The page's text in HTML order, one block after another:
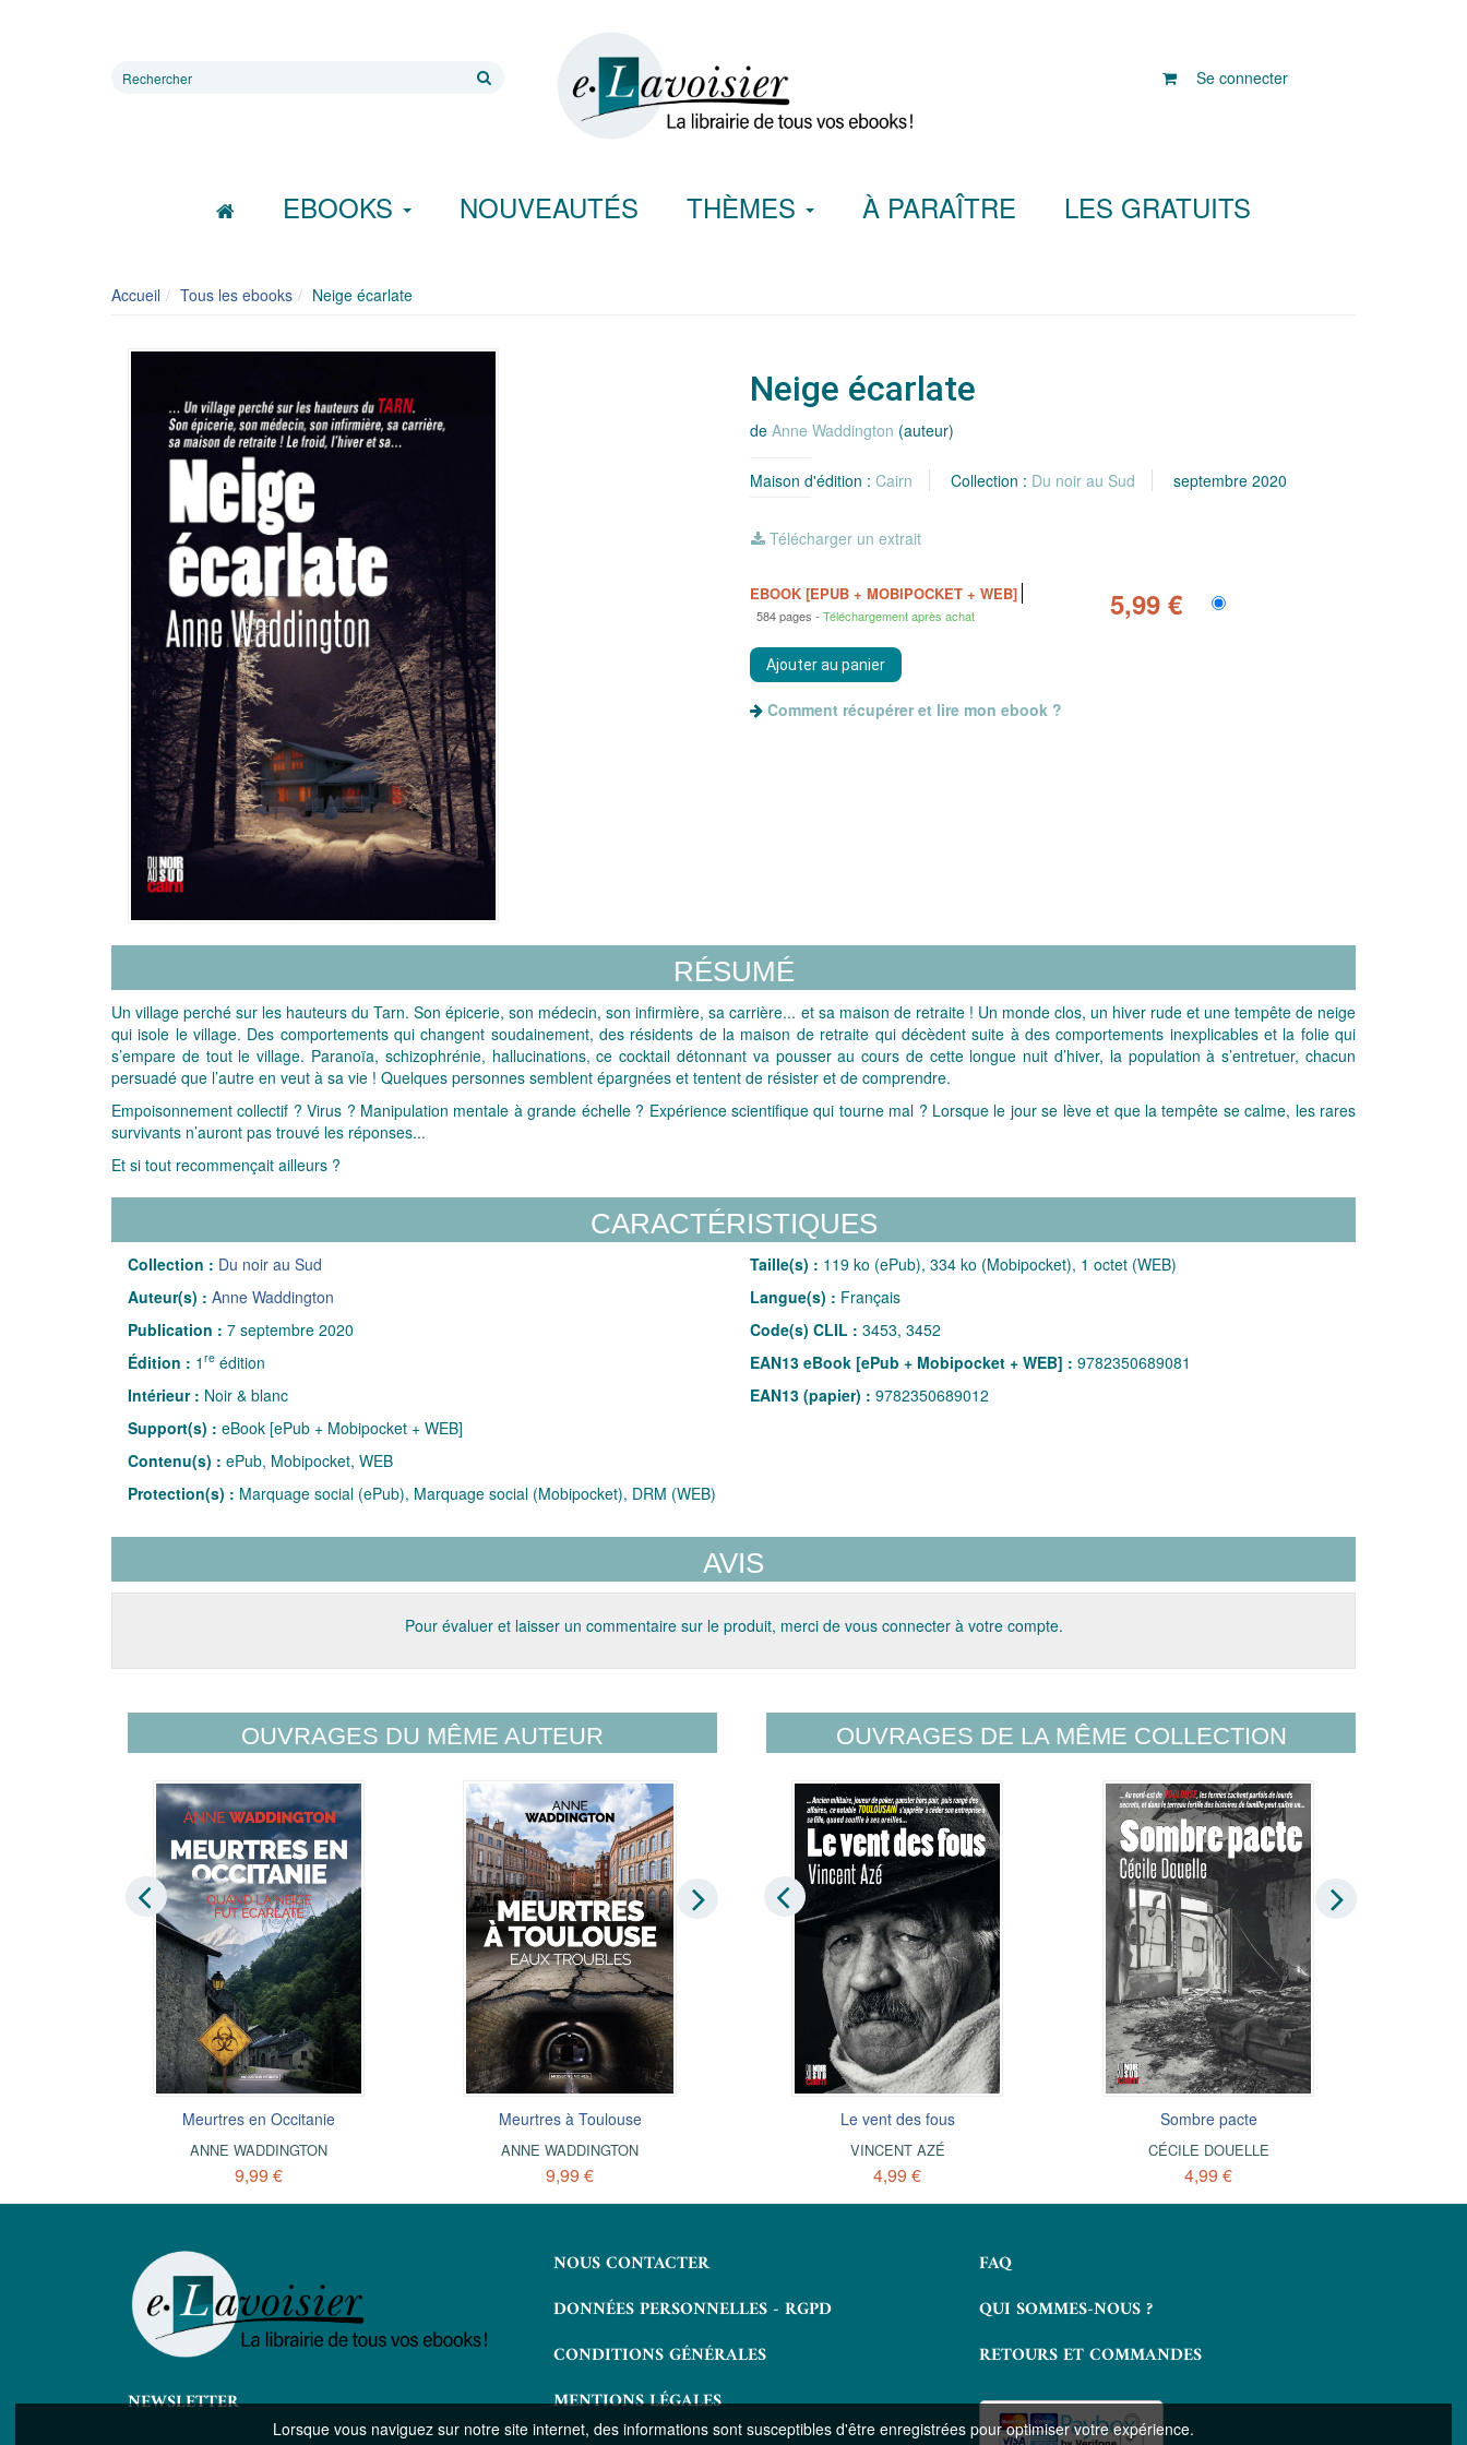
Lorsque vous naviguez sur notre site internet, des informations sont susceptibles d'être enregistrées pour optimiser votre expérience.
Rechercher
Se connecter
EBOOKS NOUVEAUTÉS THÈMES À PARAÎTRE LES GRATUITS
Accueil Tous les ebooks Neige écarlate
Neige écarlate
de Anne Waddington (auteur)
Maison d'édition : Cairn Collection : Du noir au Sud septembre 2020
Télécharger un extrait
EBOOK [EPUB + MOBIPOCKET + WEB]
584 pages Téléchargement après achat 5,99 €
Comment récupérer et lire mon ebook ?
RÉSUMÉ
Un village perché sur les hauteurs du Tarn. Son épicerie, son médecin, son infirmière, sa carrière... et sa maison de retraite ! Un monde clos, un hiver rude et une tempête de neige
qui isole le village. Des comportements qui changent soudainement, des résidents de la maison de retraite qui décèdent suite à des comportements inexplicables et la folie qui
s’empare de tout le village. Paranoïa, schizophrénie, hallucinations, ce cocktail détonnant va pousser au cours de cette longue nuit d’hiver, la population à s’entretuer, chacun
persuadé que l’autre en veut à sa vie ! Quelques personnes semblent épargnées et tentent de résister et de comprendre.
Empoisonnement collectif ? Virus ? Manipulation mentale à grande échelle ? Expérience scientifique qui tourne mal ? Lorsque le jour se lève et que la tempête se calme, les rares
survivants n’auront pas trouvé les réponses...
Et si tout recommençait ailleurs ?
CARACTÉRISTIQUES
Collection : Du noir au Sud
Auteur(s) : Anne Waddington
Publication : 7 septembre 2020
Édition : 1 re édition
Intérieur : Noir & blanc
Support(s) : eBook [ePub + Mobipocket + WEB]
Contenu(s) : ePub, Mobipocket, WEB
Protection(s) : Marquage social (ePub), Marquage social (Mobipocket), DRM (WEB)
Taille(s) : 119 ko (ePub), 334 ko (Mobipocket), 1 octet (WEB)
Langue(s) : Français
Code(s) CLIL : 3453, 3452
EAN13 eBook [ePub + Mobipocket + WEB] : 9782350689081
EAN13 (papier) : 9782350689012
AVIS
Pour évaluer et laisser un commentaire sur le produit, merci de vous connecter à votre compte.
OUVRAGES DU MÊME AUTEUR
Meurtres en Occitanie
ANNE WADDINGTON
9,99 €
Meurtres à Toulouse
ANNE WADDINGTON
9,99 €
L'ultime trahison
ANNE WADDINGTON
4,99 €
Obsession
ANNE WADDINGTON
5,99 €
OUVRAGES DE LA MÊME COLLECTION
Joyeux Noël Alice !
DOMINIQUE FAGET
4,99 €
In memoriam
ROSE PENN
4,99 €
Le vent des fous
VINCENT AZÉ
4,99 €
Sombre pacte
CÉCILE DOUELLE
4,99 €
NEWSLETTER
NOUS CONTACTER
DONNÉES PERSONNELLES - RGPD
CONDITIONS GÉNÉRALES
MENTIONS LÉGALES
FAQ
QUI SOMMES-NOUS ?
RETOURS ET COMMANDES